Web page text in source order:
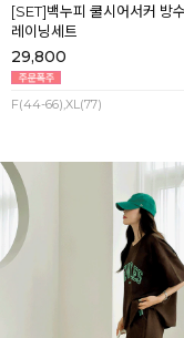
[SET]백누피 쿨시어서커 방
레이닝세트
29,800
F(44-66),XL(77)